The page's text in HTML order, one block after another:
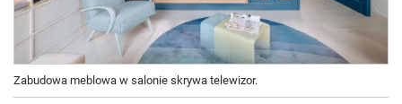
Zabudowa meblowa w salonie skrywa telewizor.